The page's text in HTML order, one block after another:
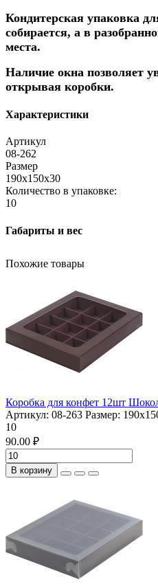
Кондитерская упаковка
собирается, а в
места.
Наличие окна позволяет
открывая коробки.
Характеристики
Артикул
08-262
Размер
190х150х30
Количество в упаковке:
10
Габариты и вес
Похожие товары
Коробка для конфет 12шт
Артикул: 08-263 Размер:
10
90.00 ₽
В корзину